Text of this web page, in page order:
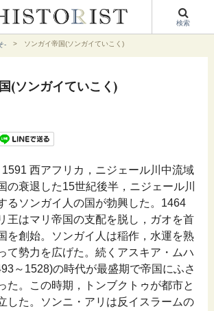
検索
- ソンガイ帝国(ソンガイていこく)
(ソンガイていこく)
西アフリカ，ニジェール川中流域
の衰退した15世紀後半，ニジェール川
るソンガイ人の国が勃興した。1464
王はマリ帝国の支配を脱し，ガオを首
を創始。ソンガイ人は稲作，水運を熟
て勢力を広げた。続くアスキア・ムハ
～1528)の時代が最盛期で帝国にふさ
た。この時期，トンブクトゥが都市と
した。ソンニ・アリは反イスラームの